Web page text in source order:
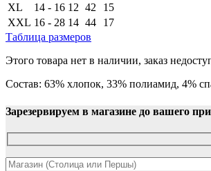
XL
14 - 16 12 42
15
XXL 16 - 28 14 44
17
Таблица размеров
Этого товара нет в наличии, заказ
Состав: 63% хлопок, 33% полиамид, 4%
Зарезервируем в магазине до вашего